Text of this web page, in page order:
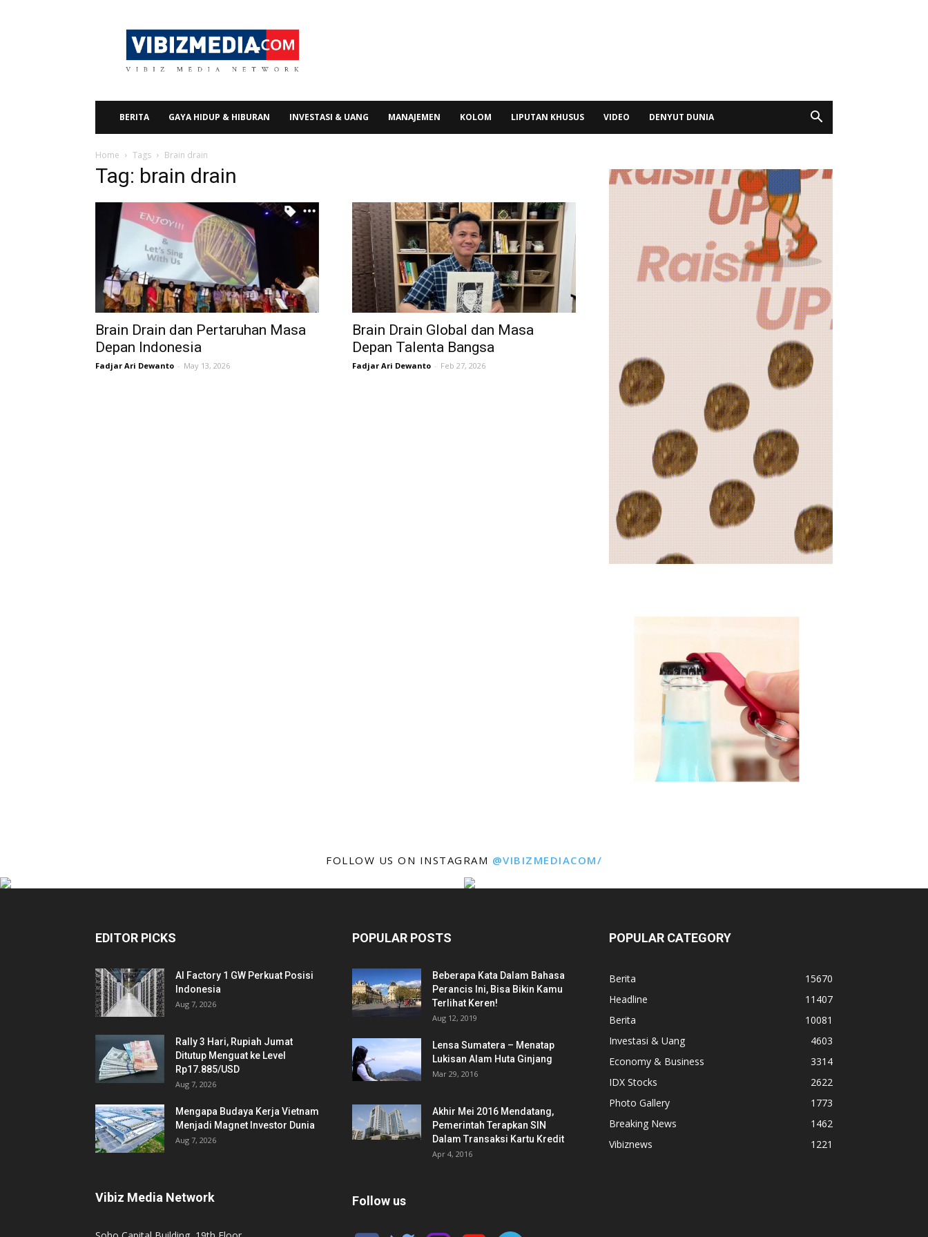
Vibizmedia.com
BERITA GAYA HIDUP & HIBURAN INVESTASI & UANG MANAJEMEN KOLOM LIPUTAN KHUSUS VIDEO DENYUT DUNIA
Home Tags Brain drain
Tag: brain drain
Brain Drain dan Pertaruhan Masa
Depan Indonesia
Fadjar Ari Dewanto - May 13, 2026
Brain Drain Global dan Masa
Depan Talenta Bangsa
Fadjar Ari Dewanto - Feb 27, 2026
FOLLOW US ON INSTAGRAM @VIBIZMEDIACOM/
EDITOR PICKS
AI Factory 1 GW Perkuat Posisi
Indonesia
Aug 7, 2026
Rally 3 Hari, Rupiah Jumat
Ditutup Menguat ke Level
Rp17.885/USD
Aug 7, 2026
Mengapa Budaya Kerja Vietnam
Menjadi Magnet Investor Dunia
Aug 7, 2026
Vibiz Media Network
POPULAR POSTS
Beberapa Kata Dalam Bahasa
Perancis Ini, Bisa Bikin Kamu
Terlihat Keren!
Aug 12, 2019
Lensa Sumatera – Menatap
Lukisan Alam Huta Ginjang
Mar 29, 2016
Akhir Mei 2016 Mendatang,
Pemerintah Terapkan SIN
Dalam Transaksi Kartu Kredit
Apr 4, 2016
Follow us
POPULAR CATEGORY
Berita
15670
Headline
11407
Berita
10081
Investasi & Uang
4603
Economy & Business
3314
IDX Stocks
2622
Photo Gallery
1773
Breaking News
1462
Vibiznews
1221